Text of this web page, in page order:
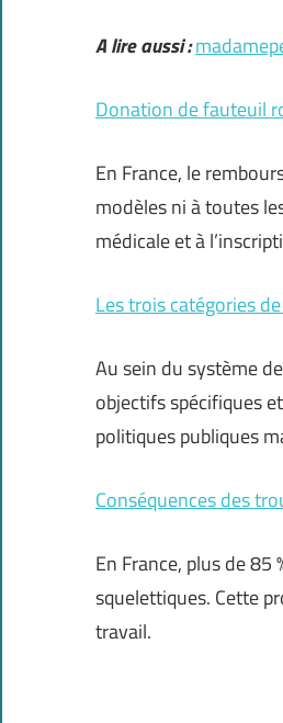
A lire aussi :
Donation de fauteuil
En France, le
modèles ni à toutes
médicale et à
Les trois catégories
Au sein du système
objectifs spécifiques
politiques publiques
Conséquences des
En France, plus de
squelettiques. Cette
travail.